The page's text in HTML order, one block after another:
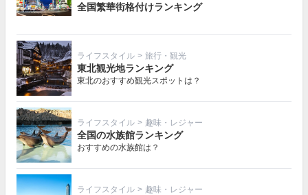
全国繁華街格付けランキング
ライフスタイル > 旅行・観光
東北観光地ランキング
東北のおすすめ観光スポットは？
ライフスタイル > 趣味・レジャー
全国の水族館ランキング
おすすめの水族館は？
ライフスタイル > 趣味・レジャー